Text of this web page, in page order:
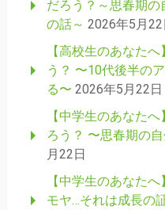
だろう？～思春期
の話～ 2026年5月22
【高校生のあなた
う？ 〜10代後半の
る〜 2026年5月22日
【中学生のあなた
ろう？ 〜思春期の
月22日
【中学生のあなた
モヤ…それは成長の